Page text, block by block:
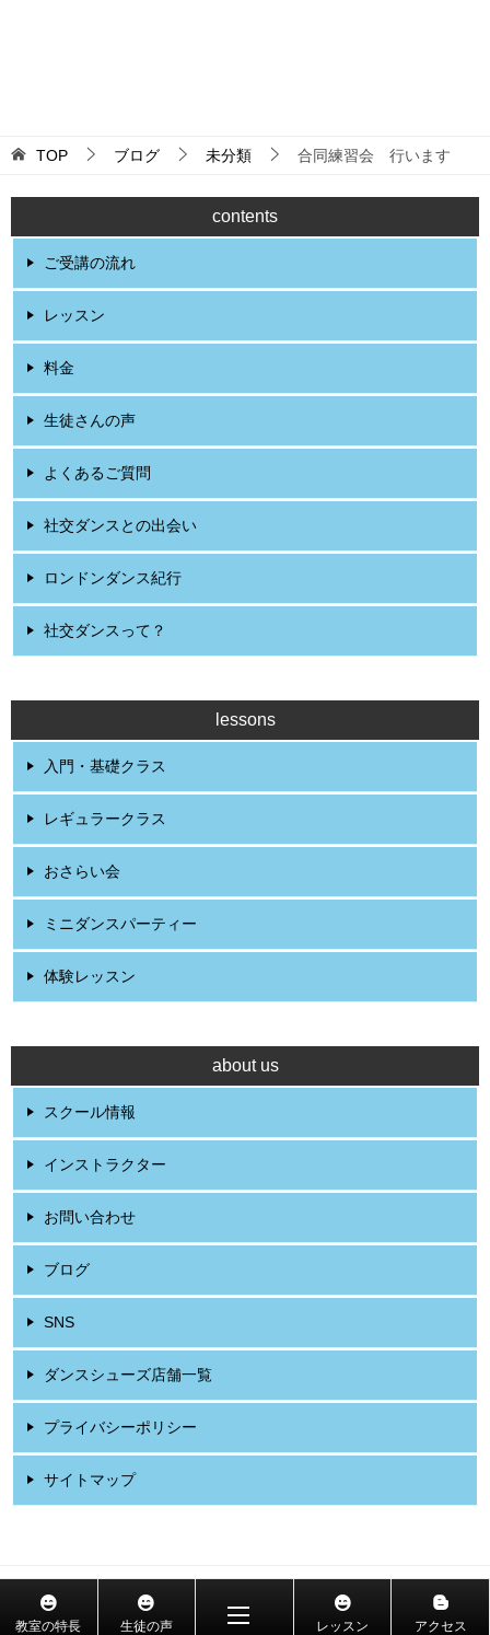
TOP ブログ 未分類 合同練習会 行います
contents
ご受講の流れ
レッスン
料金
生徒さんの声
よくあるご質問
社交ダンスとの出会い
ロンドンダンス紀行
社交ダンスって？
lessons
入門・基礎クラス
レギュラークラス
おさらい会
ミニダンスパーティー
体験レッスン
about us
スクール情報
インストラクター
お問い合わせ
ブログ
SNS
ダンスシューズ店舗一覧
プライバシーポリシー
サイトマップ
© 2026 社交ダンス教室 東京・吉祥寺 山岡ダンススクール
教室の特長 生徒の声 レッスン アクセス